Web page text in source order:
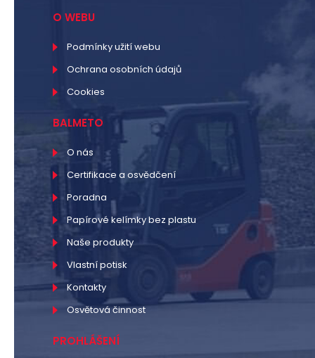
O WEBU
Podmínky užití webu
Ochrana osobních údajů
Cookies
BALMETO
O nás
Certifikace a osvědčení
Poradna
Papírové kelímky bez plastu
Naše produkty
Vlastní potisk
Kontakty
Osvětová činnost
PROHLÁŠENÍ